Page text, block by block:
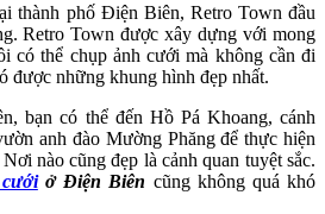
thành phố Điện Biên, Retro Town đầu
Retro Town được xây dựng với mong
có thể chụp ảnh cưới mà không cần đi
được những khung hình đẹp nhất.
bạn có thể đến Hồ Pá Khoang, cánh
anh đào Mường Phăng để thực hiện
nào cũng đẹp là cảnh quan tuyệt sắc.
ở Điện Biên cũng không quá khó